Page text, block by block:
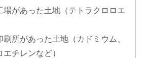
場があった土地（テトラクロロエ
所があった土地（カドミウム、
チレンなど）